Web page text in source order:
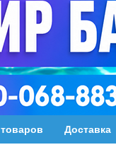
Доставка